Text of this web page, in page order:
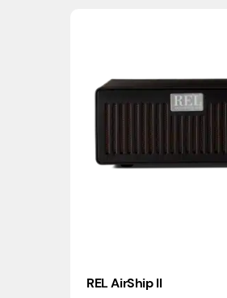
REL AirShip II